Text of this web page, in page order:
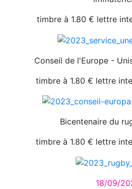
timbre à 1.80 € lettre
Conseil de l'Europe -
timbre à 1.80 € lettre
Bicentenaire du
timbre à 1.80 € lettre
18/09/